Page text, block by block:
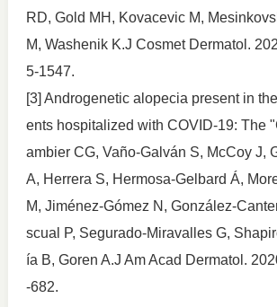
RD, Gold MH, Kovacevic M,
M, Washenik K.J Cosmet Dermatol.
5-1547.
[3] Androgenetic alopecia present in
ents hospitalized with COVID-19: The
ambier CG, Vaño-Galván S, McCoy J,
A, Herrera S, Hermosa-Gelbard Á,
M, Jiménez-Gómez N, González-
scual P, Segurado-Miravalles G,
ía B, Goren A.J Am Acad Dermatol.
-682.